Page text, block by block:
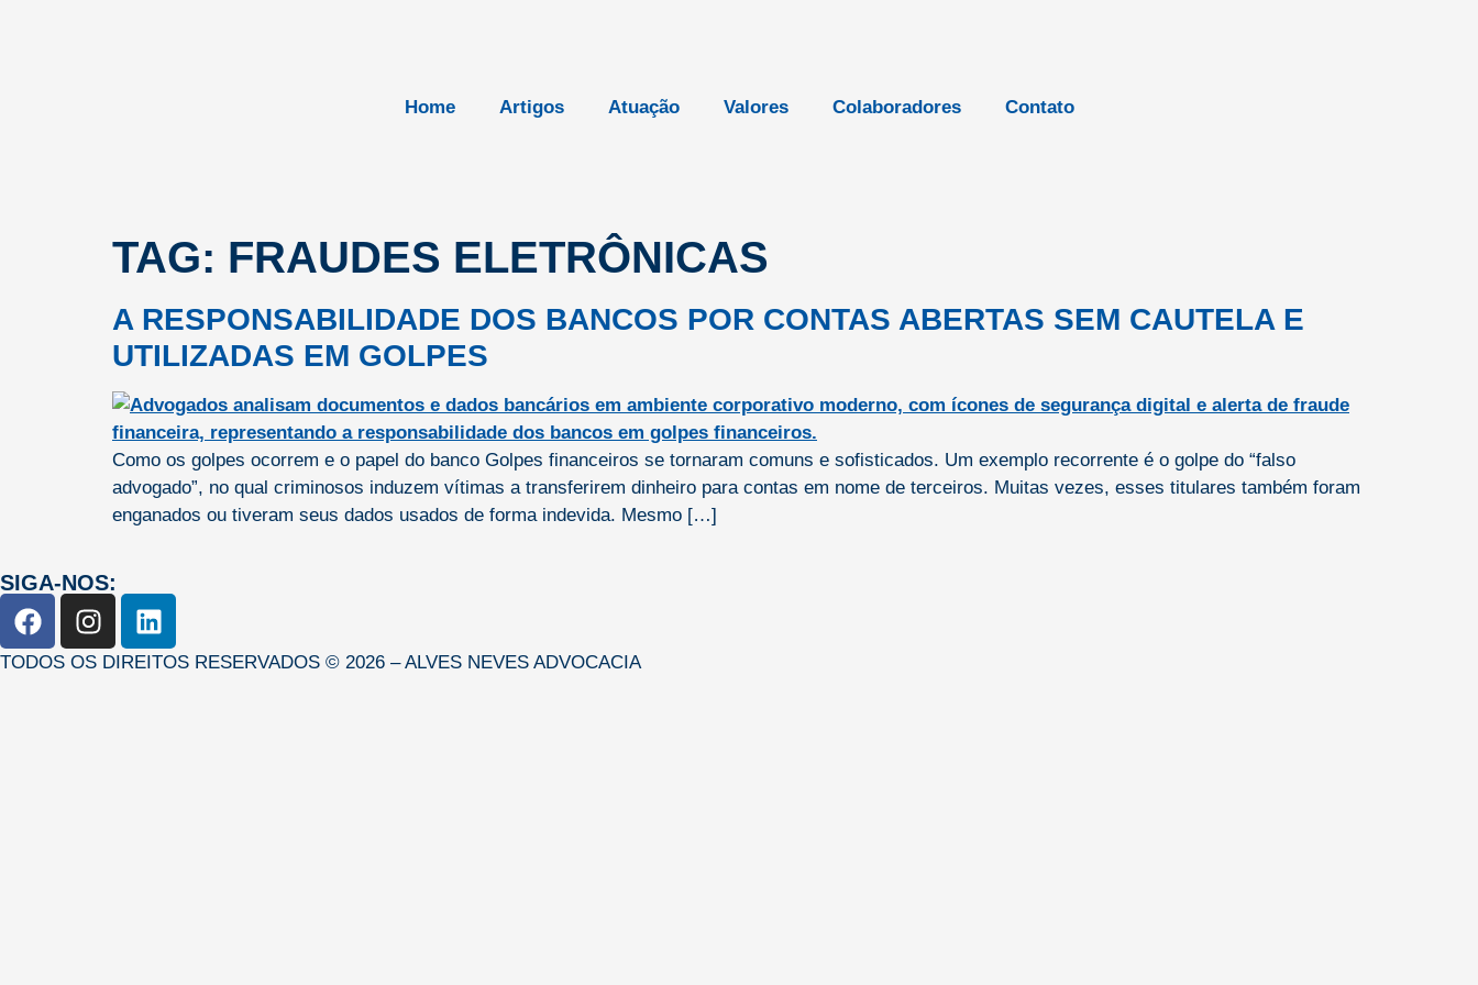
Home Artigos Atuação Valores Colaboradores Contato
TAG: FRAUDES ELETRÔNICAS
A RESPONSABILIDADE DOS BANCOS POR CONTAS ABERTAS SEM CAUTELA E
UTILIZADAS EM GOLPES
Como os golpes ocorrem e o papel do banco Golpes financeiros se tornaram comuns e sofisticados. Um exemplo recorrente é o golpe do “falso
advogado”, no qual criminosos induzem vítimas a transferirem dinheiro para contas em nome de terceiros. Muitas vezes, esses titulares também foram
enganados ou tiveram seus dados usados de forma indevida. Mesmo […]
SIGA-NOS:
TODOS OS DIREITOS RESERVADOS © 2026 – ALVES NEVES ADVOCACIA